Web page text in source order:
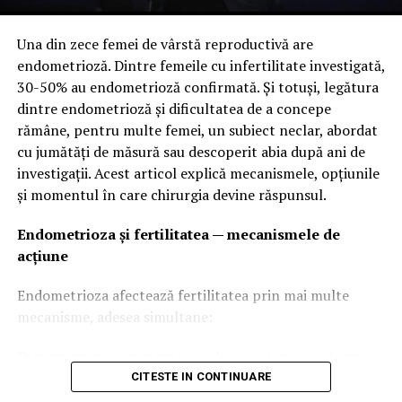
Valea Prahovei – un traseu clasic, dar mereu
spectaculos
Drumul dintre București și Brașov este unul dintre cele
mai circulate din țară, dar și unul dintre cele mai
frumoase.
Pe traseu poți opri în Sinaia pentru a vizita Castelul
Peleș sau în Bușteni pentru o plimbare la poalele
munților. Chiar dacă în sezonul de vacanță poate fi
un weekend.
impresionante drumuri montane
spectaculoși și curbe care transformă fiecare kilometru
într-o experiență aparte.
Una din zece femei de vârstă reproductivă are
endometrioză. Dintre femeile cu infertilitate investigată,
30-50% au endometrioză confirmată. Și totuși, legătura
dintre endometrioză și dificultatea de a concepe
rămâne, pentru multe femei, un subiect neclar, abordat
cu jumătăți de măsură sau descoperit abia după ani de
investigații. Acest articol explică mecanismele, opțiunile
și momentul în care chirurgia devine răspunsul.
Endometrioza și fertilitatea — mecanismele de
acțiune
Endometrioza afectează fertilitatea prin mai multe
mecanisme, adesea simultane:
de leziunile de endometrioză pot lipi ovarele de uter sau
CITESTE IN CONTINUARE